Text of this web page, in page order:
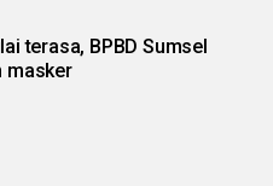
terasa, BPBD Sumsel
masker